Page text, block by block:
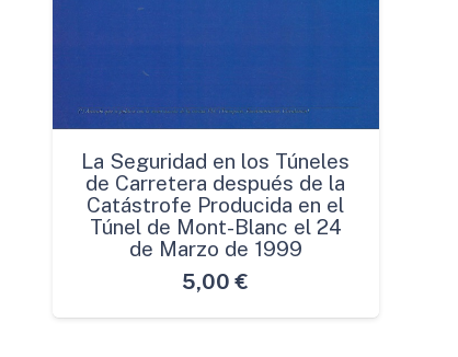
La Seguridad en los Túneles
de Carretera después de la
Catástrofe Producida en el
Túnel de Mont-Blanc el 24
de Marzo de 1999
5,00 €